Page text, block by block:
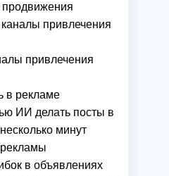
продвижения
привлечения
привлечения
в рекламе
ИИ делать посты в
минут
в объявлениях